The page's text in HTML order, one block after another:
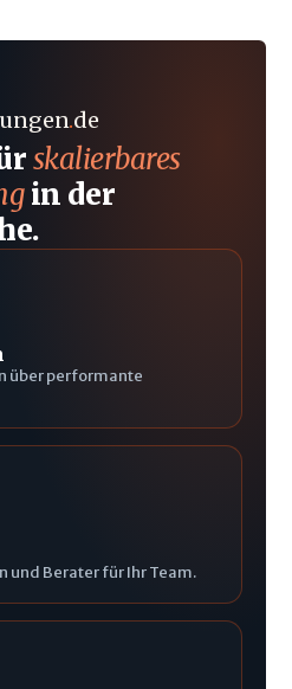
.de
skalierbares
in der
über performante
und Berater für Ihr Team.